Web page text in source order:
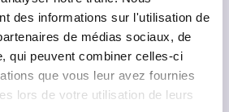
des informations sur l'utilisation de
de médias sociaux, de
qui peuvent combiner celles-ci
que vous leur avez fournies
lors de votre utilisation de leurs
après juin. La
Parcoursup dure
septembre, et des
libèrent tout au
l'été au fur et à
des désistements.